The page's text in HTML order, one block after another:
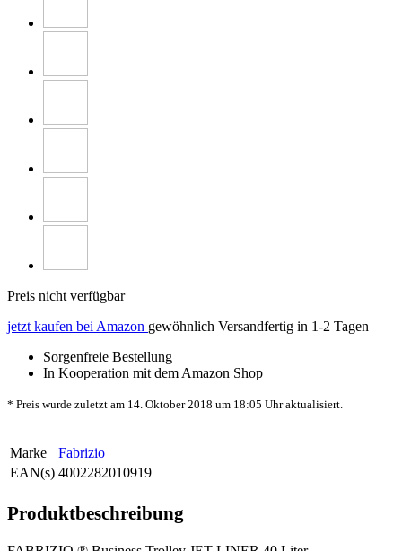
Preis nicht verfügbar
jetzt kaufen bei Amazon gewöhnlich Versandfertig in 1-2 Tagen
Sorgenfreie Bestellung
In Kooperation mit dem Amazon Shop
* Preis wurde zuletzt am 14. Oktober 2018 um 18:05 Uhr aktualisiert.
Marke
Fabrizio
EAN(s) 4002282010919
Produktbeschreibung